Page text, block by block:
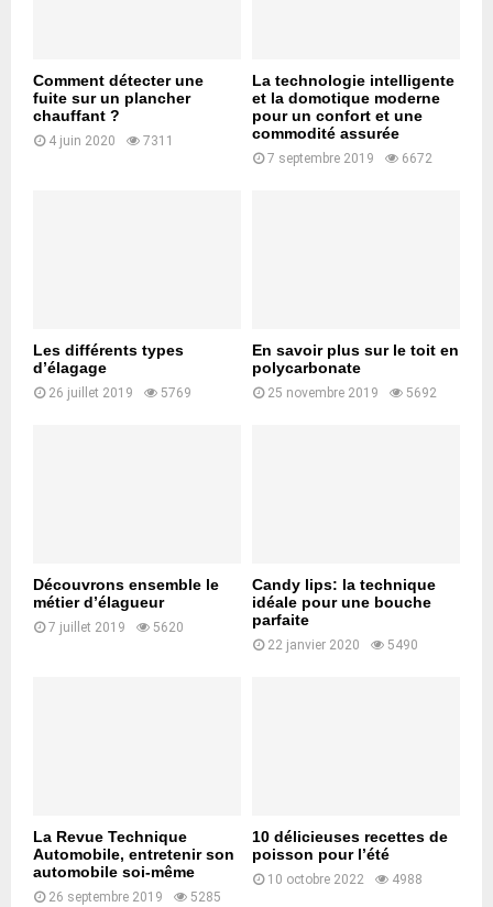
Comment détecter une
fuite sur un plancher
chauffant ?
4 juin 2020 7311
La technologie intelligente
et la domotique moderne
pour un confort et une
commodité assurée
7 septembre 2019 6672
Les différents types
d’élagage
26 juillet 2019 5769
En savoir plus sur le toit en
polycarbonate
25 novembre 2019 5692
Découvrons ensemble le
métier d’élagueur
7 juillet 2019 5620
Candy lips: la technique
idéale pour une bouche
parfaite
22 janvier 2020 5490
La Revue Technique
Automobile, entretenir son
automobile soi-même
26 septembre 2019 5285
10 délicieuses recettes de
poisson pour l’été
10 octobre 2022 4988